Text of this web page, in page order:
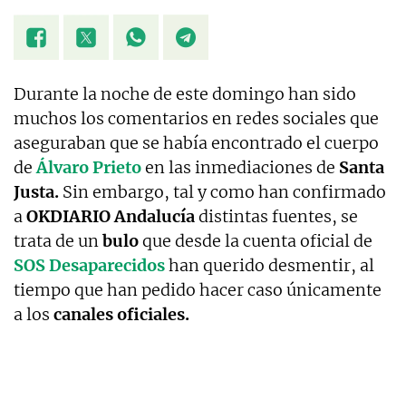
Durante la noche de este domingo han sido
muchos los comentarios en redes sociales que
aseguraban que se había encontrado el cuerpo
deÁlvaro Prietoen las inmediaciones de Santa
Justa. Sin embargo, tal y como han confirmado
aOKDIARIO Andalucíadistintas fuentes, se
trata de unbuloque desde la cuenta oficial de
SOS Desaparecidoshan querido desmentir, al
tiempo que han pedido hacer caso únicamente
a los canales oficiales.